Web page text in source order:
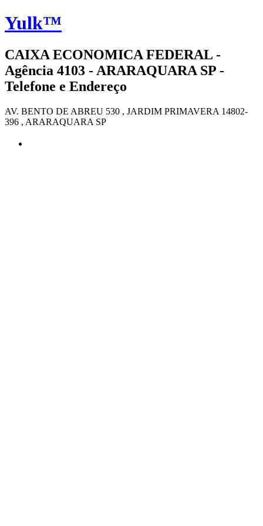
Yulk™
CAIXA ECONOMICA FEDERAL -
Agência 4103 - ARARAQUARA SP -
Telefone e Endereço
AV. BENTO DE ABREU 530 , JARDIM PRIMAVERA 14802-
396 , ARARAQUARA SP